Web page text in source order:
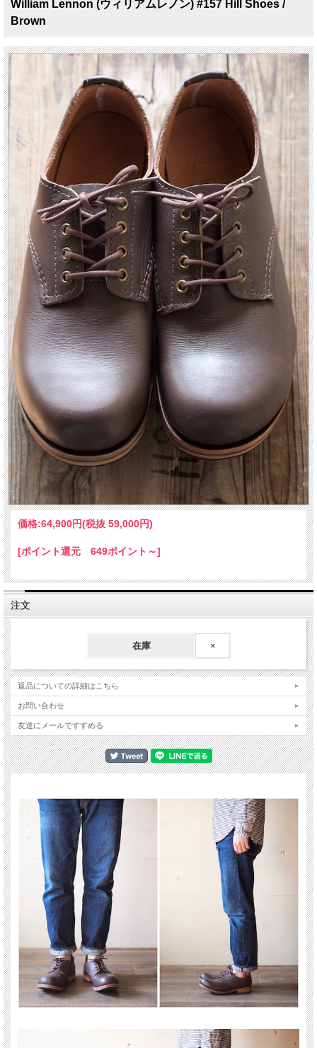
William Lennon (ウィリアムレノン) #157 Hill Shoes /
Brown
価格:64,900円(税抜 59,000円)
[ポイント還元 649ポイント～]
注文
在庫 ×
返品についての詳細はこちら
お問い合わせ
友達にメールですすめる